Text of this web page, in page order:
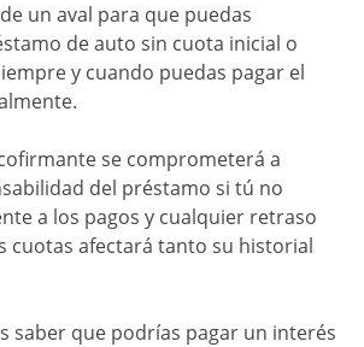
un aval para que puedas
de auto sin cuota inicial o
y cuando puedas pagar el
se comprometerá a
del préstamo si tú no
a los pagos y cualquier retraso
cuotas afectará tanto su historial
saber que podrías pagar un interés